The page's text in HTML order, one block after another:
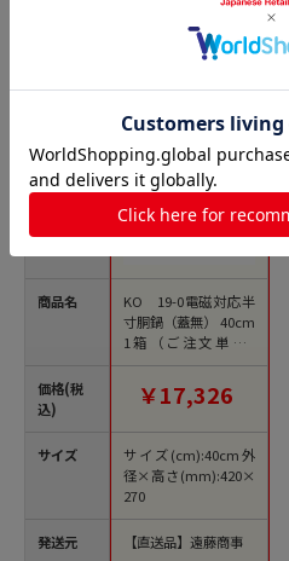
半寸胴鍋の人気商品との比較
商品名
価格(税
込)
サイズ
発送元
KO 19-0電磁対応半
寸胴鍋（蓋無） 40cm
1箱（ご注文単位1
箱）【直送品】
￥17,326
サイズ(cm):40cm外
径×高さ(mm):420×
270
【直送品】遠藤商事